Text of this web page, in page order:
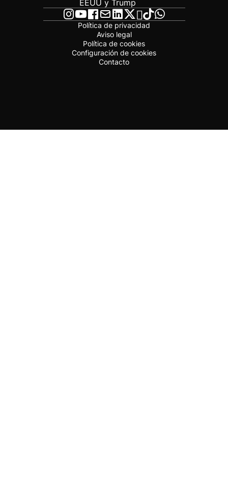
EEUU y Trump
Política de privacidad
Aviso legal
Política de cookies
Configuración de cookies
Contacto